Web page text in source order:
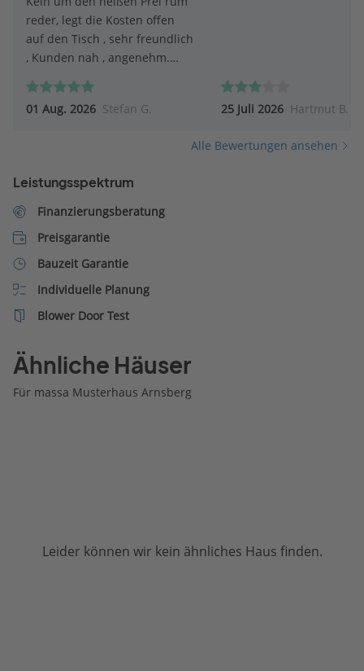
reder, legt die Kosten offen
auf den Tisch , sehr freundlich
, Kunden nah , angenehm.
01 Aug. 2026 Stefan G. 25 Juli 2026 Hartmut B.
Alle Bewertungen ansehen
Leistungsspektrum
Finanzierungsberatung
Preisgarantie
Bauzeit Garantie
Individuelle Planung
Blower Door Test
Ähnliche Häuser
Für massa Musterhaus Arnsberg
Leider können wir kein ähnliches Haus finden.